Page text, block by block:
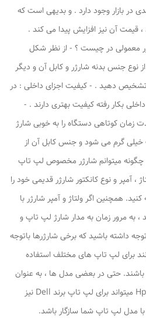
در بازار وجود دارد . و بدیهی است که
قیمت آن نیز افزایش پیدا می کند .
معمولی در چیست ؟ - از نظر شکل
نوع جنس بدنه شارژر و کابل آن و دیگر
دهید . - کیفیت اجزای داخلی : در
بکار رفته کیفیت بهتری دارند . -
زمان کوتاهی دستگاه را به خوبی شارژ
گرم می شود و جنس کابل آن از
چگونه میتوانم شارژر مخصوص لپ تاپ
، آمپر و نوع کانکتور شارژر قدیمی خود را
همچنین اگر ولتاژ و آمپر شارژر با
به مرور زمان به مدار شارژ لپ تاپ و
داشته باشید که برخی شارژرها باتوجه
برای لپ تاپ های مختلف استفاده
باشند. حتی در بعضی مدل ها ، به عنوان
مثال : یک شارژر از برند لپ تاپ Hp میتواند برای لپ تاپ برند Dell نیز
با مدل لپ تاپ شما سازگار باشد.